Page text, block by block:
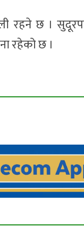
छ ।
रहेको छ ।